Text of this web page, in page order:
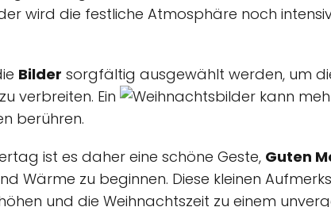
wird die festliche Atmosphäre noch
Bilder sorgfältig ausgewählt werden, um
verbreiten. Ein
kann
berühren.
ist es daher eine schöne Geste, Guten
Wärme zu beginnen. Diese kleinen
und die Weihnachtszeit zu einem